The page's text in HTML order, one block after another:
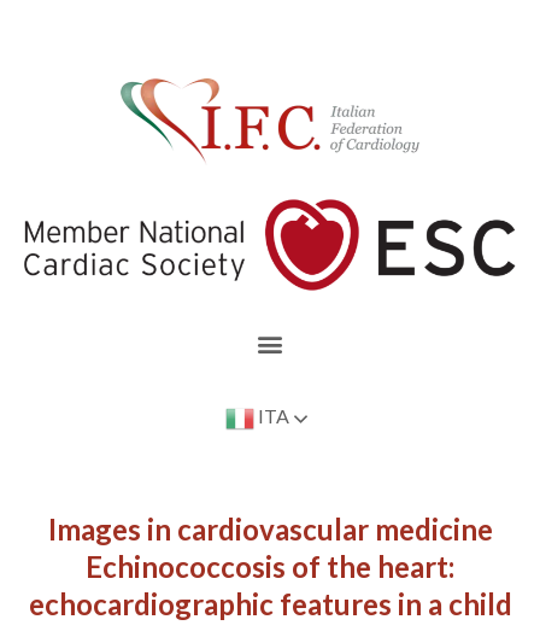
ITA
Images in cardiovascular medicine
Echinococcosis of the heart:
echocardiographic features in a child